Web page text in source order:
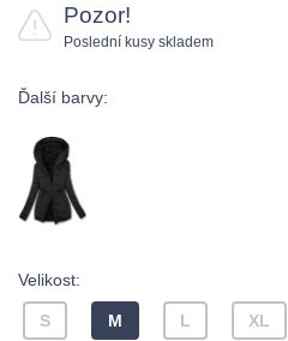
Pozor!
Poslední kusy skladem
Ďalší barvy:
Velikost:
S M L XL